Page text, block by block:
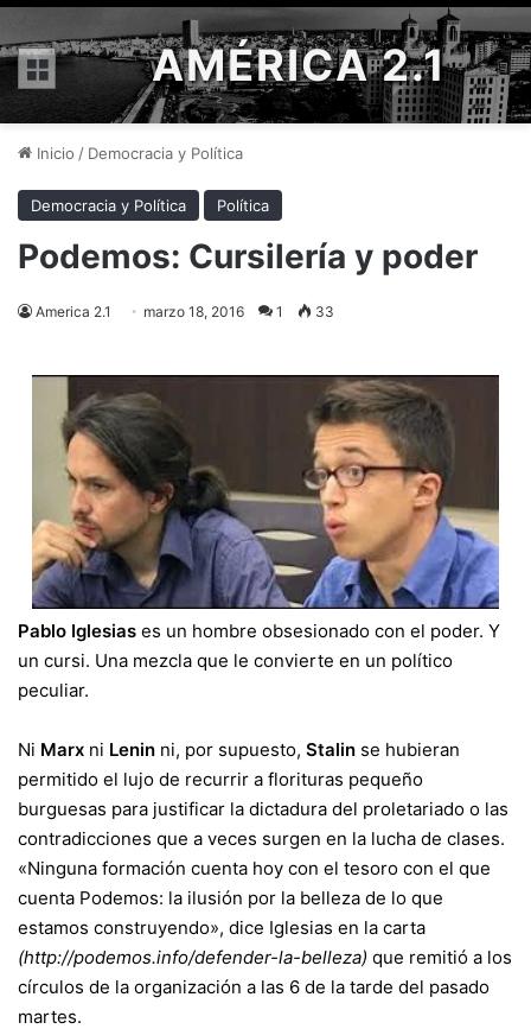
Menú AMÉRICA 2.1
Inicio / Democracia y Política
Democracia y Política Política
Podemos: Cursilería y poder
America 2.1 marzo 18, 2016 1 33
Pablo Iglesias es un hombre obsesionado con el poder. Y
un cursi. Una mezcla que le convierte en un político
peculiar.
Ni Marx ni Lenin ni, por supuesto, Stalin se hubieran
permitido el lujo de recurrir a florituras pequeño
burguesas para justificar la dictadura del proletariado o las
contradicciones que a veces surgen en la lucha de clases.
«Ninguna formación cuenta hoy con el tesoro con el que
cuenta Podemos: la ilusión por la belleza de lo que
estamos construyendo», dice Iglesias en la carta
(http://podemos.info/defender-la-belleza) que remitió a los
círculos de la organización a las 6 de la tarde del pasado
martes.